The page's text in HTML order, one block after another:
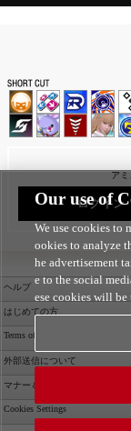
ア
ログイン
ヘルプ
はじめての方
Terms of Service
外部送信について
マナー＆ルール
Cookies Settings
Our use of
We use cookies to
ookies to analyze
he advertisement
e to the social
ese cookies will be